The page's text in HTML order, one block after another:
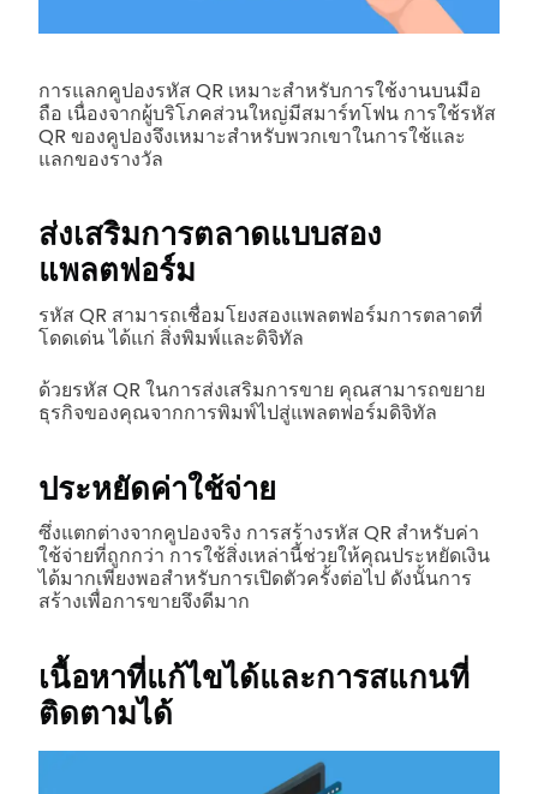
การแลกคูปองรหัส QR เหมาะสำหรับการใช้งานบนมือ
ถือ เนื่องจากผู้บริโภคส่วนใหญ่มีสมาร์ทโฟน การใช้รหัส
QR ของคูปองจึงเหมาะสำหรับพวกเขาในการใช้และ
แลกของรางวัล
ส่งเสริมการตลาดแบบสอง
แพลตฟอร์ม
รหัส QR สามารถเชื่อมโยงสองแพลตฟอร์มการตลาดที่
โดดเด่น ได้แก่ สิ่งพิมพ์และดิจิทัล
ด้วยรหัส QR ในการส่งเสริมการขาย คุณสามารถขยาย
ธุรกิจของคุณจากการพิมพ์ไปสู่แพลตฟอร์มดิจิทัล
ประหยัดค่าใช้จ่าย
ซึ่งแตกต่างจากคูปองจริง การสร้างรหัส QR สำหรับค่า
ใช้จ่ายที่ถูกกว่า การใช้สิ่งเหล่านี้ช่วยให้คุณประหยัดเงิน
ได้มากเพียงพอสำหรับการเปิดตัวครั้งต่อไป ดังนั้นการ
สร้างเพื่อการขายจึงดีมาก
เนื้อหาที่แก้ไขได้และการสแกนที่
ติดตามได้